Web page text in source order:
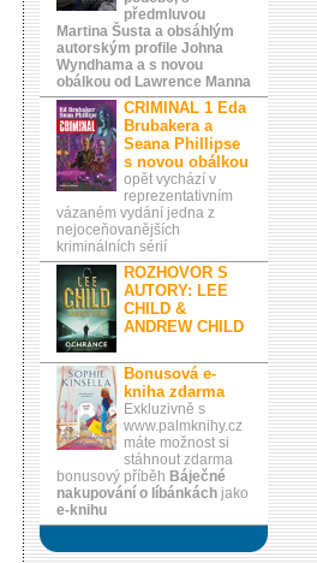
předmluvou
Martina Šusta a obsáhlým
autorským profile Johna
Wyndhama a s novou
obálkou od Lawrence Manna
CRIMINAL 1 Eda
Brubakera a
Seana Phillipse
s novou obálkou
opět vychází v
reprezentativním
vázaném vydání jedna z
nejoceňovanějších
kriminálních sérií
ROZHOVOR S
AUTORY: LEE
CHILD &
ANDREW CHILD
Bonusová e-
kniha zdarma
Exkluzivně s
www.palmknihy.cz
máte možnost si
stáhnout zdarma
bonusový příběh Báječné
nakupování o líbánkách jako
e-knihu